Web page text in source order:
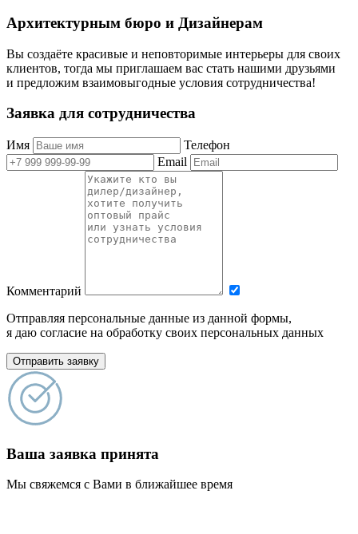
Архитектурным бюро и Дизайнерам
Вы создаёте красивые и неповторимые интерьеры для своих
клиентов, тогда мы приглашаем вас стать нашими друзьями
и предложим взаимовыгодные условия сотрудничества!
Заявка для сотрудничества
Имя
Телефон
Email
Комментарий
Отправляя персональные данные из данной формы,
я даю согласие на обработку своих персональных данных
Отправить заявку
Ваша заявка принята
Мы свяжемся с Вами в ближайшее время